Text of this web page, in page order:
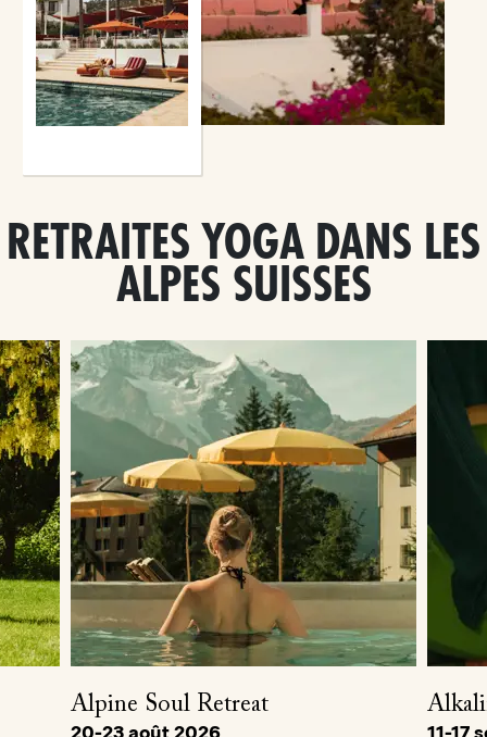
RETRAITES YOGA DANS LES
ALPES SUISSES
Alpine Soul Retreat